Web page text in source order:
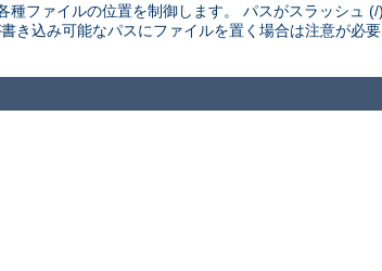
ファイルの位置を制御します。 パスがスラッシュ
き込み可能なパスにファイルを置く場合は注意が必